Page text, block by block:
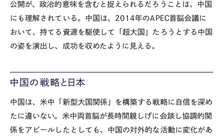
公開が、政治的意味を含むと捉えられるだろうことは、中国
にも理解されている。中国は、2014年のAPEC首脳会議に
おいて、持てる資源を駆使して「超大国」たろうとする中国
の姿を演出し、成功を収めたように見える。
中国の戦略と日本
中国は、米中「新型大国関係」を構築する戦略に自信を深め
たに違いない。米中両首脳が長時間親しげに会談し協調的関
係をアピールしたとしても、中国の対外的な活動に変化があ